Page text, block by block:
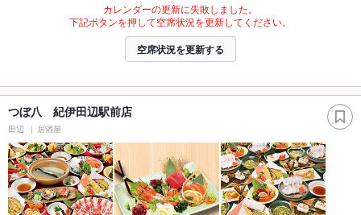
カレンダーの更新に失敗しました。
下記ボタンを押して空席状況を更新してください。
空席状況を更新する
つぼ八 紀伊田辺駅前店
田辺 居酒屋